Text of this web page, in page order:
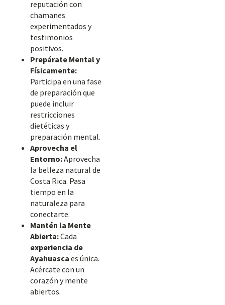
reputación con
chamanes
experimentados y
testimonios
positivos.
Prepárate Mental y
Físicamente:
Participa en una fase
de preparación que
puede incluir
restricciones
dietéticas y
preparación mental.
Aprovecha el
Entorno:Aprovecha
la belleza natural de
Costa Rica. Pasa
tiempo en la
naturaleza para
conectarte.
Mantén la Mente
Abierta:Cada
experiencia de
Ayahuasca es única.
Acércate con un
corazón y mente
abiertos.